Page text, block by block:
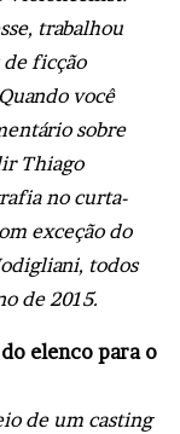
trabalhou
de ficção
você
sobre
Thiago
no curta-
exceção do
todos
de 2015.
elenco para o
de um casting